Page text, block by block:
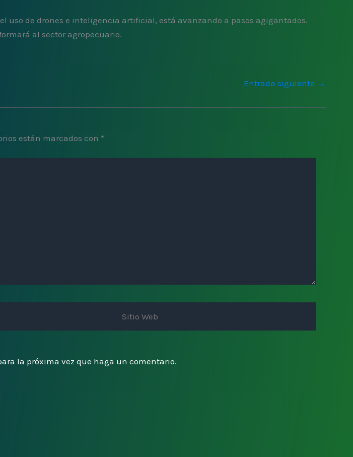
uso de drones e inteligencia artificial, está avanzando a pasos agigantados.
al sector agropecuario.
Entrada siguiente →
están marcados con *
la próxima vez que haga un comentario.